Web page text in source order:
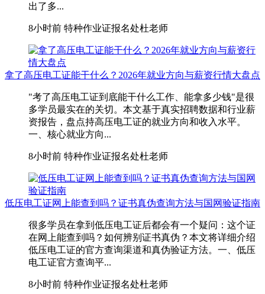
出了多...
8小时前 特种作业证报名处杜老师
拿了高压电工证能干什么？2026年就业方向与薪资行情大盘点
"考了高压电工证到底能干什么工作、能拿多少钱"是很
多学员最实在的关切。本文基于真实招聘数据和行业薪
资报告，盘点持高压电工证的就业方向和收入水平。
一、核心就业方向...
8小时前 特种作业证报名处杜老师
低压电工证网上能查到吗？证书真伪查询方法与国网验证指南
很多学员在拿到低压电工证后都会有一个疑问：这个证
在网上能查到吗？如何辨别证书真伪？本文将详细介绍
低压电工证的官方查询渠道和真伪验证方法。一、低压
电工证官方查询平...
8小时前 特种作业证报名处杜老师